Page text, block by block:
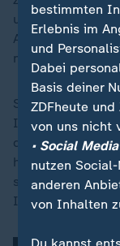
unter der Marke
Angebot die
nie erfüllt.
Seit Anfang Juli
Initiative (EPI)
dieses Angebot
hierzulande
sowie Volks- und
Institute.
bestimmten
Erlebnis im
und
Dabei
Basis deiner
ZDFheute
von uns nicht
• Social
nutzen
anderen
von Inhalten